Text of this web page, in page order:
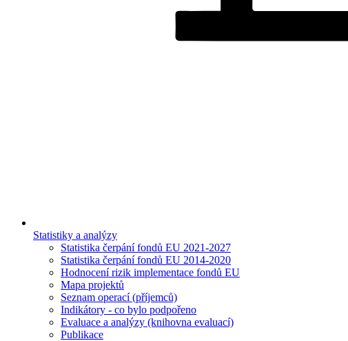
Statistiky a analýzy
Statistika čerpání fondů EU 2021-2027
Statistika čerpání fondů EU 2014-2020
Hodnocení rizik implementace fondů EU
Mapa projektů
Seznam operací (příjemců)
Indikátory - co bylo podpořeno
Evaluace a analýzy (knihovna evaluací)
Publikace